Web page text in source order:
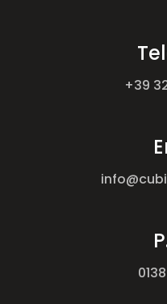
+39